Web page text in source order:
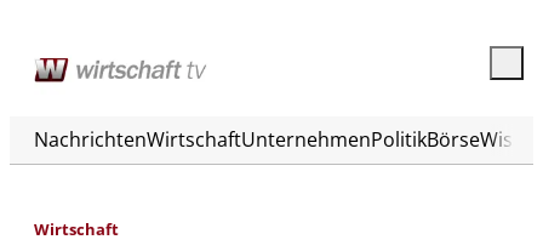
NachrichtenWirtschaftUnternehmenPolitikBörse
Wirtschaft